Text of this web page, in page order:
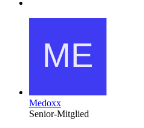
Medoxx
Senior-Mitglied